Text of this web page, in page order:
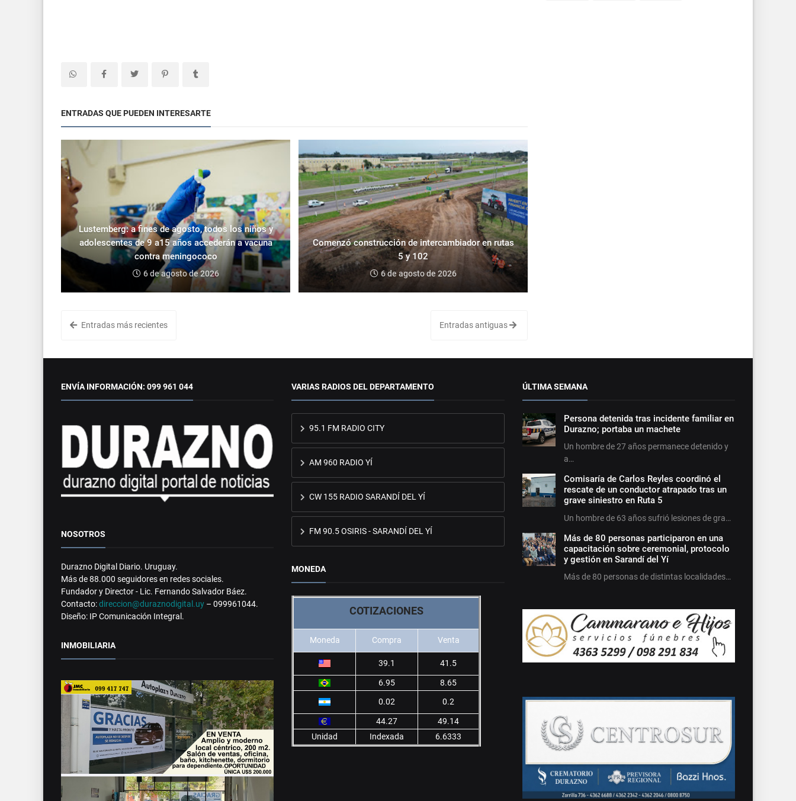
ENTRADAS QUE PUEDEN INTERESARTE
Lustemberg: a fines de agosto, todos los niños y
adolescentes de 9 a15 años accederán a vacuna
contra meningococo
6 de agosto de 2026
Comenzó construcción de intercambiador en rutas
5 y 102
6 de agosto de 2026
Entradas más recientes Entradas antiguas
ENVÍA INFORMACIÓN: 099 961 044
NOSOTROS
Durazno Digital Diario. Uruguay.
Más de 88.000 seguidores en redes sociales.
Fundador y Director - Lic. Fernando Salvador Báez.
Contacto:direccion@duraznodigital.uy – 099961044.
Diseño: IP Comunicación Integral.
INMOBILIARIA
VARIAS RADIOS DEL DEPARTAMENTO
95.1 FM RADIO CITY
AM 960 RADIO YÍ
CW 155 RADIO SARANDÍ DEL YÍ
FM 90.5 OSIRIS - SARANDÍ DEL YÍ
MONEDA
COTIZACIONES
Moneda Compra Venta
39.1 41.5
6.95
8.65
0.02
0.2
44.27
49.14
Unidad
Indexada 6.6333
ÚLTIMA SEMANA
Persona detenida tras incidente familiar en
Durazno; portaba un machete
Un hombre de 27 años permanece detenido y
a…
Comisaría de Carlos Reyles coordinó el
rescate de un conductor atrapado tras un
grave siniestro en Ruta 5
Un hombre de 63 años sufrió lesiones de gra…
Más de 80 personas participaron en una
capacitación sobre ceremonial, protocolo
y gestión en Sarandí del Yí
Más de 80 personas de distintas localidades…